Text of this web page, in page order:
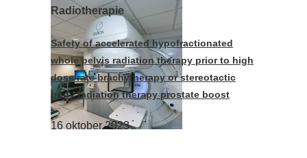
Radiotherapie
Safety of accelerated hypofractionated
whole pelvis radiation therapy prior to high
dose rate brachytherapy or stereotactic
body radiation therapy prostate boost
16 oktober 2023